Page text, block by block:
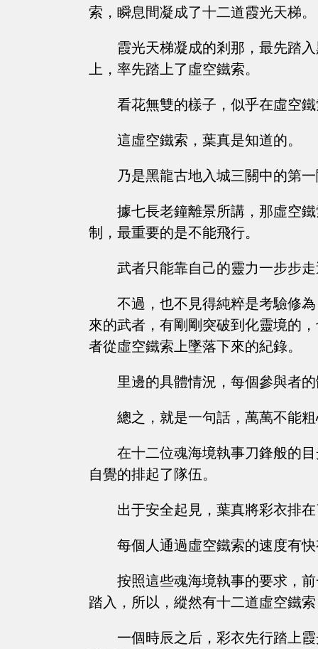
索，瞬息間凝成了十二道霞光天梯。
霞光天梯凝成的剎那，最先踏
上，率先踏上了虛空鐵索。
看花無雙的樣子，似乎在虛空
這虛空鐵索，葉真是知道的。
乃是黑龍古地入城三關中的第
據七長老鐘離景所講，那虛空
制，最重要的是不能飛行。
武者只能靠自己的靈力一步步
不過，也不見得純粹是考驗修
來的武者，有剛剛突破到化靈境的
者從虛空鐵索上墜落下來的紀錄。
里邊的具體情況，每個參與者
總之，就是一句話，萬萬不能
在十二位魂海境執事刀鋒般的
自覺的排起了隊伍。
出于安全起見，葉真將彩衣排
每個人通過虛空鐵索的速度有
按照這些魂海境執事的要求，
踏入，所以，縱然有十二道虛空鐵
一個時辰之后，彩衣先行踏上